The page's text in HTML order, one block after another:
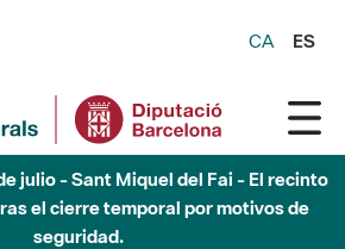
CA ES
julio - Sant Miquel del Fai - El recinto
el cierre temporal por motivos de
seguridad.